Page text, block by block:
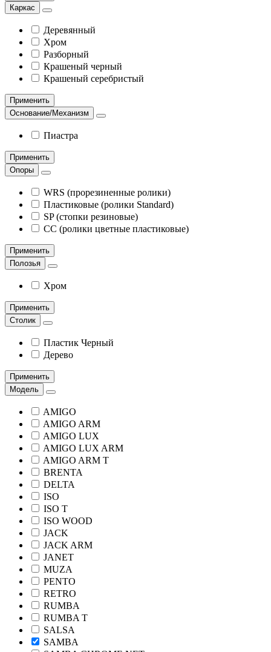
Каркас
Деревянный
Хром
Разборный
Крашеный черный
Крашеный серебристый
Применить
Основание/Механизм
Пиастра
Применить
Опоры
WRS (прорезиненные ролики)
Пластиковые (ролики Standard)
SP (стопки резиновые)
CC (ролики цветные пластиковые)
Применить
Полозья
Хром
Применить
Столик
Пластик Черный
Дерево
Применить
Модель
AMIGO
AMIGO ARM
AMIGO LUX
AMIGO LUX ARM
AMIGO ARM T
BRENTA
DELTA
ISO
ISO T
ISO WOOD
JACK
JACK ARM
JANET
MUZA
PENTO
RETRO
RUMBA
RUMBA T
SALSA
SAMBA